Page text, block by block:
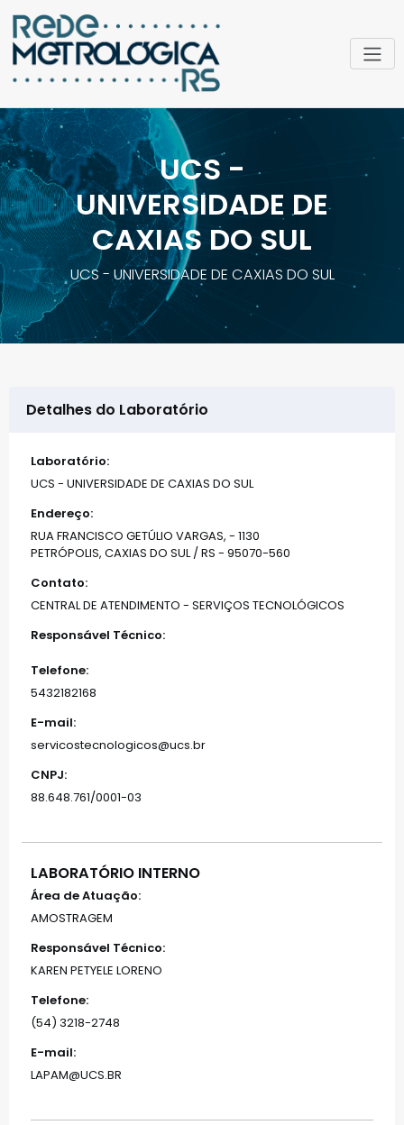
UCS -
UNIVERSIDADE DE
CAXIAS DO SUL
UCS - UNIVERSIDADE DE CAXIAS DO SUL
Detalhes do Laboratório
Laboratório:
UCS - UNIVERSIDADE DE CAXIAS DO SUL
Endereço:
RUA FRANCISCO GETÚLIO VARGAS, - 1130
PETRÓPOLIS, CAXIAS DO SUL / RS - 95070-560
Contato:
CENTRAL DE ATENDIMENTO - SERVIÇOS TECNOLÓGICOS
Responsável Técnico:
Telefone:
5432182168
E-mail:
servicostecnologicos@ucs.br
CNPJ:
88.648.761/0001-03
LABORATÓRIO INTERNO
Área de Atuação:
AMOSTRAGEM
Responsável Técnico:
KAREN PETYELE LORENO
Telefone:
(54) 3218-2748
E-mail:
LAPAM@UCS.BR